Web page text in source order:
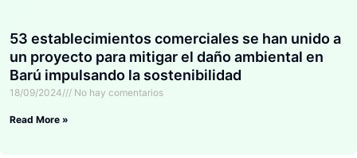
53 establecimientos comerciales se han unido a
un proyecto para mitigar el daño ambiental en
Barú impulsando la sostenibilidad
18/09/2024 No hay comentarios
Read More »